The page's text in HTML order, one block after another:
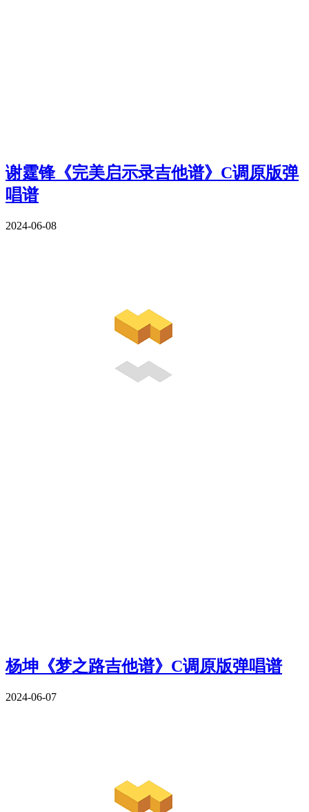
谢霆锋《完美启示录吉他谱》C调原版弹
唱谱
2024-06-08
杨坤《梦之路吉他谱》C调原版弹唱谱
2024-06-07